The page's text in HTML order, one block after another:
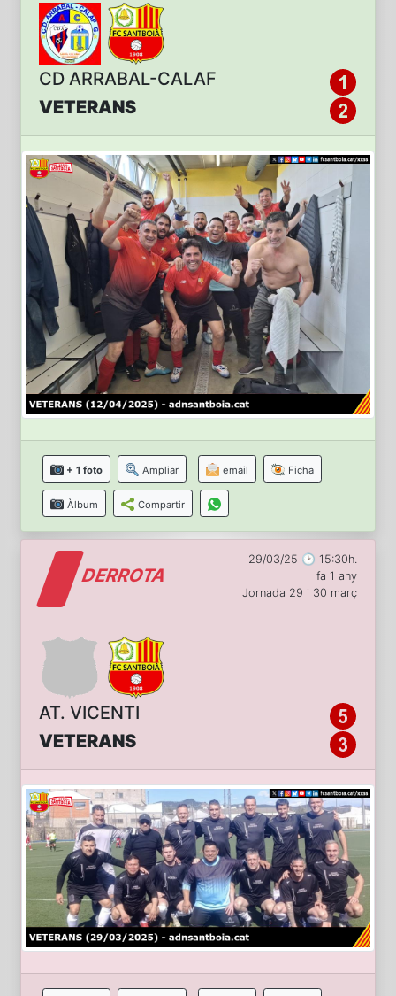
CD ARRABAL-CALAF
VETERANS
+ 1 foto Ampliar email Ficha
Àlbum Compartir
DERROTA
29/03/25 🕑 15:30h.
fa 1 any
Jornada 29 i 30 març
AT. VICENTI
VETERANS